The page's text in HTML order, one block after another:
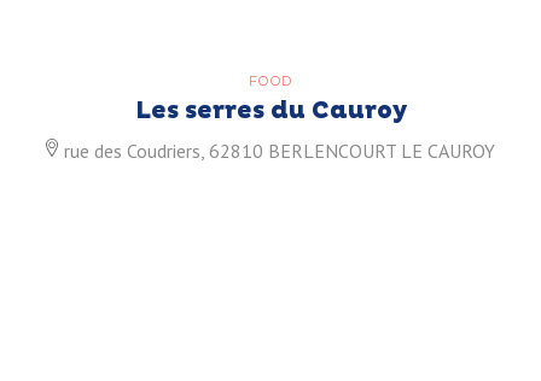
FOOD
Les serres du Cauroy
rue des Coudriers, 62810 BERLENCOURT LE CAUROY